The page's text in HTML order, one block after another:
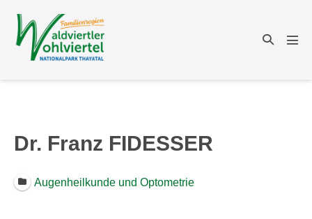
Inhalt
springen
Suche-
Dr. Franz FIDESSER
Augenheilkunde und Optometrie